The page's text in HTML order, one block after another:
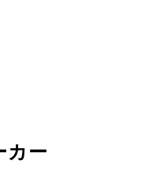
カー